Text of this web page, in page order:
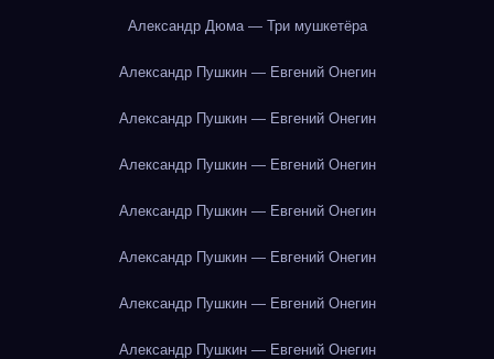
Александр Дюма — Три мушкетёра
Александр Пушкин — Евгений Онегин
Александр Пушкин — Евгений Онегин
Александр Пушкин — Евгений Онегин
Александр Пушкин — Евгений Онегин
Александр Пушкин — Евгений Онегин
Александр Пушкин — Евгений Онегин
Александр Пушкин — Евгений Онегин